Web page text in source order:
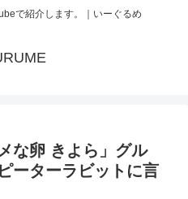
で紹介します。｜いーぐるめ
な卵 きよら」グル
ーターラビットに言